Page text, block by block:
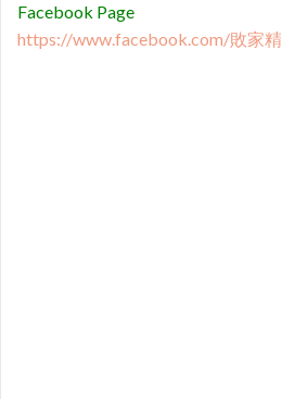
Facebook Page
https://www.facebook.com/敗家精